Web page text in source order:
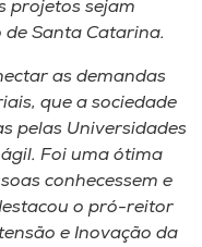
projetos sejam
Santa Catarina.
as demandas
que a sociedade
pelas Universidades
Foi uma ótima
conhecessem e
o pró-reitor
e Inovação da